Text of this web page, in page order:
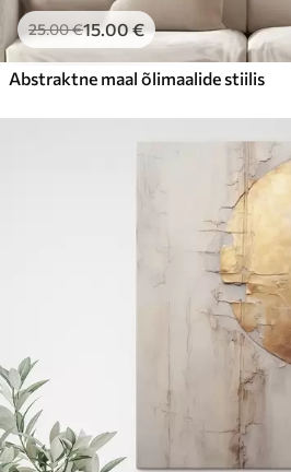
25.00€15.00€
Abstraktne maal õlimaalide stiilis